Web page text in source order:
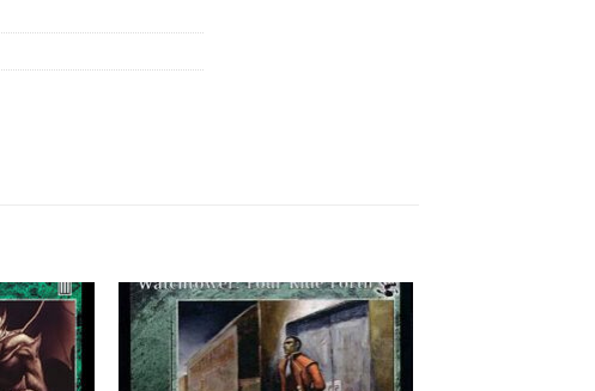
Add to
wishlist
Add to
wishlist